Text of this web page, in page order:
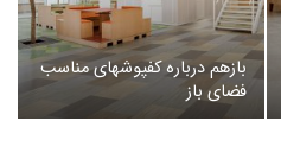
بازهم درباره کفپوشهای مناسب
فضای باز